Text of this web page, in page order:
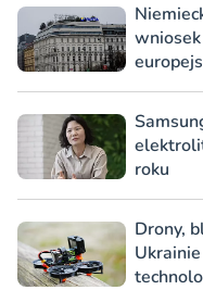
wniosek
roku
Drony,